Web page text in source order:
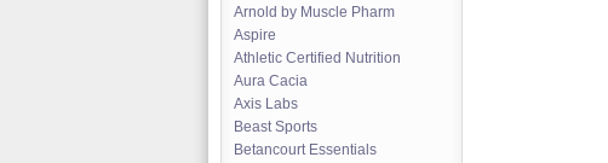
Arnold by Muscle Pharm
Aspire
Athletic Certified Nutrition
Aura Cacia
Axis Labs
Beast Sports
Betancourt Essentials